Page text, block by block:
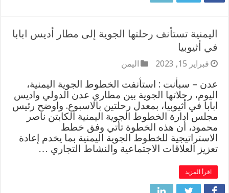
اليمنية تستأنف رحلتها الجوية إلى مطار أديس ابابا
في أثيوبيا
فبراير 15, 2023 اليمن
عدن – سبأنت : استأنفت الخطوط الجوية اليمنية،
اليوم، رحلاتها الجوية بين مطاري عدن الدولي واديس
ابابا في أثيوبيا، بمعدل رحلتين بالاسبوع. واوضح رئيس
مجلس ادارة الخطوط الجوية اليمنية الكابتن ناصر
محمود، أن هذه الخطوة تأتي وفق خطط
الاستراتيجية للخطوط الجوية اليمنية بما يخدم إعادة
تعزيز العلاقات الاجتماعية والنشاط التجاري …
اقرأ المزيد